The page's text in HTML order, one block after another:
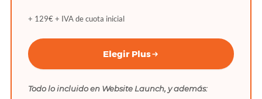
+ 129€ + IVA de cuota inicial
Elegir Plus
Todo lo incluido en Website Launch, y además: